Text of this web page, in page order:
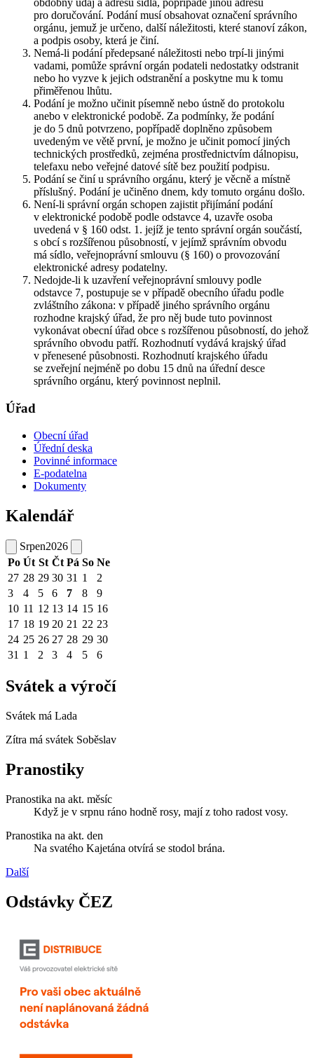
obdobný údaj a adresu sídla, popřípadě jinou adresu
pro doručování. Podání musí obsahovat označení správního
orgánu, jemuž je určeno, další náležitosti, které stanoví zákon,
a podpis osoby, která je činí.
Nemá-li podání předepsané náležitosti nebo trpí-li jinými
vadami, pomůže správní orgán podateli nedostatky odstranit
nebo ho vyzve k jejich odstranění a poskytne mu k tomu
přiměřenou lhůtu.
Podání je možno učinit písemně nebo ústně do protokolu
anebo v elektronické podobě. Za podmínky, že podání
je do 5 dnů potvrzeno, popřípadě doplněno způsobem
uvedeným ve větě první, je možno je učinit pomocí jiných
technických prostředků, zejména prostřednictvím dálnopisu,
telefaxu nebo veřejné datové sítě bez použití podpisu.
Podání se činí u správního orgánu, který je věcně a místně
příslušný. Podání je učiněno dnem, kdy tomuto orgánu došlo.
Není-li správní orgán schopen zajistit přijímání podání
v elektronické podobě podle odstavce 4, uzavře osoba
uvedená v § 160 odst. 1. jejíž je tento správní orgán součástí,
s obcí s rozšířenou působností, v jejímž správním obvodu
má sídlo, veřejnoprávní smlouvu (§ 160) o provozování
elektronické adresy podatelny.
Nedojde-li k uzavření veřejnoprávní smlouvy podle
odstavce 7, postupuje se v případě obecního úřadu podle
zvláštního zákona: v případě jiného správního orgánu
rozhodne krajský úřad, že pro něj bude tuto povinnost
vykonávat obecní úřad obce s rozšířenou působností, do jehož
správního obvodu patří. Rozhodnutí vydává krajský úřad
v přenesené působnosti. Rozhodnutí krajského úřadu
se zveřejní nejméně po dobu 15 dnů na úřední desce
správního orgánu, který povinnost neplnil.
Úřad
Obecní úřad
Úřední deska
Povinné informace
E-podatelna
Dokumenty
Kalendář
Srpen2026
Po Út St Čt Pá So Ne
27 28 29 30 31 1
2
3
4 5 6 7 8
9
10 11 12 13 14 15 16
17 18 19 20 21 22 23
24 25 26 27 28 29 30
31 1 2 3 4 5 6
Svátek a výročí
Svátek má Lada
Zítra má svátek Soběslav
Pranostiky
Pranostika na akt. měsíc
Když je v srpnu ráno hodně rosy, mají z toho radost vosy.
Pranostika na akt. den
Na svatého Kajetána otvírá se stodol brána.
Další
Odstávky ČEZ